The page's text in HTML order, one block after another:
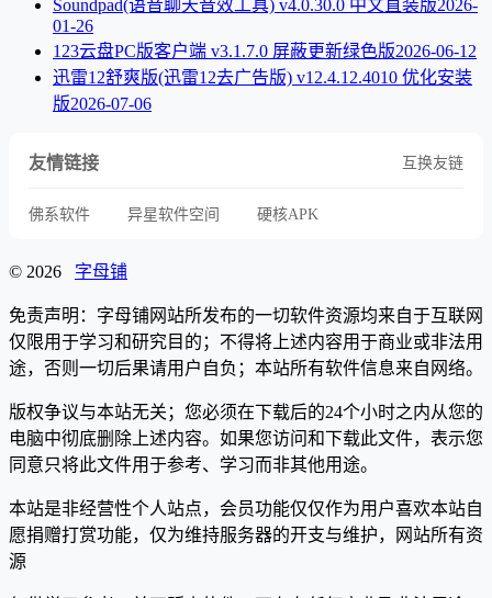
Soundpad(语音聊天音效工具) v4.0.30.0 中文直装版2026-
01-26
123云盘PC版客户端 v3.1.7.0 屏蔽更新绿色版2026-06-12
迅雷12舒爽版(迅雷12去广告版) v12.4.12.4010 优化安装
版2026-07-06
友情链接 互换友链
佛系软件 异星软件空间 硬核APK
© 2026 字母铺
免责声明：字母铺网站所发布的一切软件资源均来自于互联网
仅限用于学习和研究目的；不得将上述内容用于商业或非法用
途，否则一切后果请用户自负；本站所有软件信息来自网络。
版权争议与本站无关；您必须在下载后的24个小时之内从您的
电脑中彻底删除上述内容。如果您访问和下载此文件，表示您
同意只将此文件用于参考、学习而非其他用途。
本站是非经营性个人站点，会员功能仅仅作为用户喜欢本站自
愿捐赠打赏功能，仅为维持服务器的开支与维护，网站所有资
源